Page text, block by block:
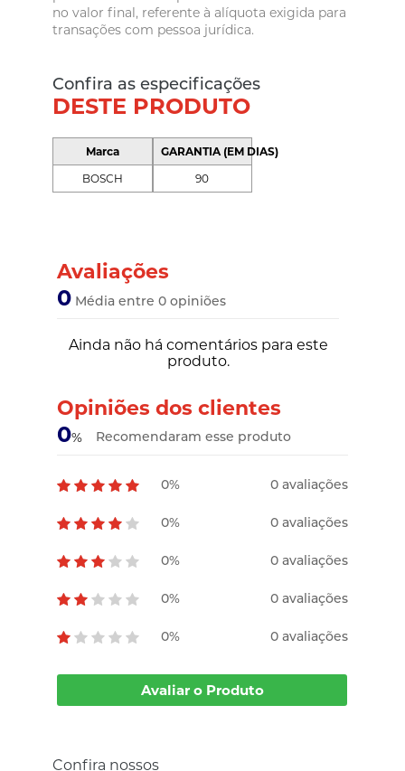
no valor final, referente à alíquota exigida para
transações com pessoa jurídica.
Confira as especificações
DESTE PRODUTO
Marca
BOSCH
GARANTIA (EM DIAS)
90
Avaliações
0 Média entre 0 opiniões
Ainda não há comentários para este
produto.
Opiniões dos clientes
0% Recomendaram esse produto
0% 0 avaliações
0% 0 avaliações
0% 0 avaliações
0% 0 avaliações
0% 0 avaliações
Avaliar o Produto
Confira nossos